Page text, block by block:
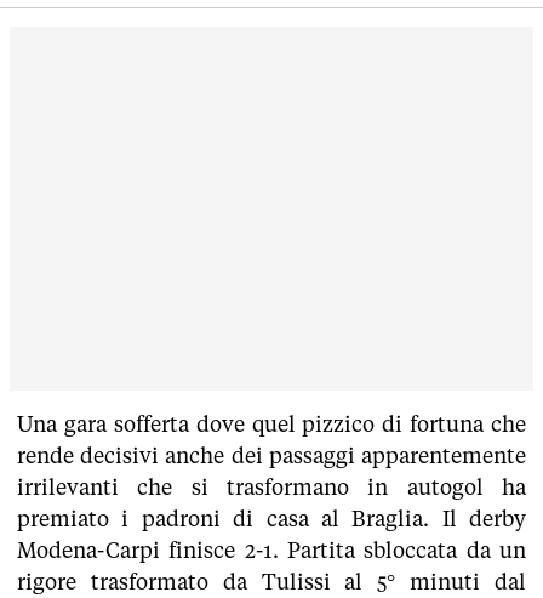
Una gara sofferta dove quel pizzico di fortuna che
rende decisivi anche dei passaggi apparentemente
irrilevanti che si trasformano in autogol ha
premiato i padroni di casa al Braglia. Il derby
Modena-Carpi finisce 2-1. Partita sbloccata da un
rigore trasformato da Tulissi al 5° minuti dal